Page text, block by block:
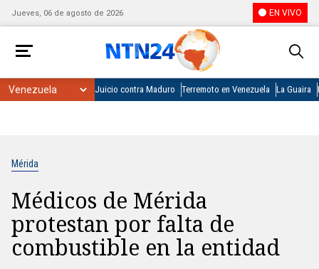
Jueves, 06 de agosto de 2026 EN VIVO
Juicio contra Maduro Terremoto en Venezuela La Guaira
Mérida
Médicos de Mérida
protestan por falta de
combustible en la entidad